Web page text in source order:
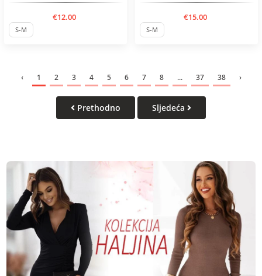
€12.00
S-M
€15.00
S-M
‹ 1 2 3 4 5 6 7 8 ... 37 38 ›
Prethodno Sljedeća